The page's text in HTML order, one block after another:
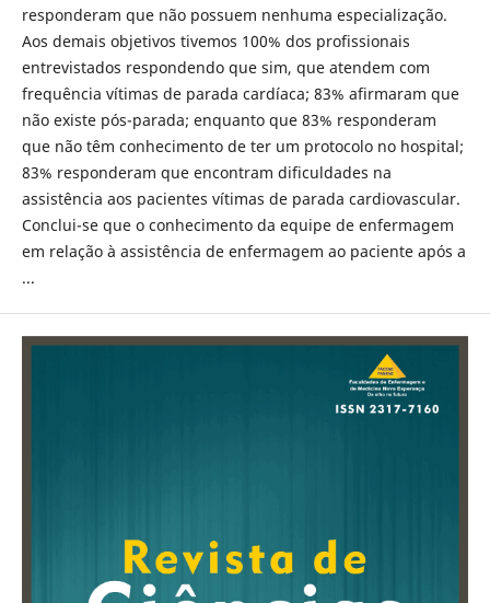
responderam que não possuem nenhuma especialização.
Aos demais objetivos tivemos 100% dos profissionais
entrevistados respondendo que sim, que atendem com
frequência vítimas de parada cardíaca; 83% afirmaram que
não existe pós-parada; enquanto que 83% responderam
que não têm conhecimento de ter um protocolo no hospital;
83% responderam que encontram dificuldades na
assistência aos pacientes vítimas de parada cardiovascular.
Conclui-se que o conhecimento da equipe de enfermagem
em relação à assistência de enfermagem ao paciente após a
...